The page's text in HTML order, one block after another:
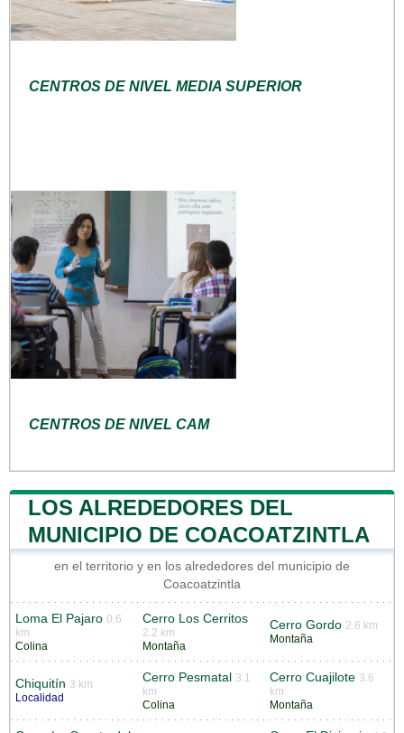
CENTROS DE NIVEL MEDIA SUPERIOR
CENTROS DE NIVEL CAM
LOS ALREDEDORES DEL
MUNICIPIO DE COACOATZINTLA
en el territorio y en los alrededores del municipio de
Coacoatzintla
Loma El Pajaro 0.6
km
Colina
Cerro Los Cerritos
2.2 km
Montaña
Cerro Gordo 2.6 km
Montaña
Chiquitín 3 km
Localidad
Cerro Pesmatal
3.1
km
Colina
Cerro Cuajilote 3.6
km
Montaña